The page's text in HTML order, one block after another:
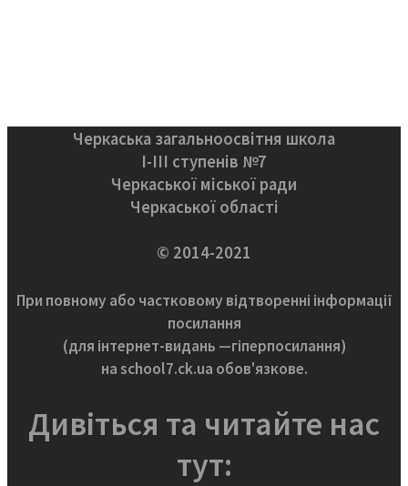
Черкаська загальноосвітня школа
І-ІІІ ступенів №7
Черкаської міської ради
Черкаської області
© 2014-2021
При повному або частковому відтворенні інформації
посилання
(для інтернет-видань —гіперпосилання)
на school7.ck.ua обов'язкове.
Дивіться та читайте нас
тут: